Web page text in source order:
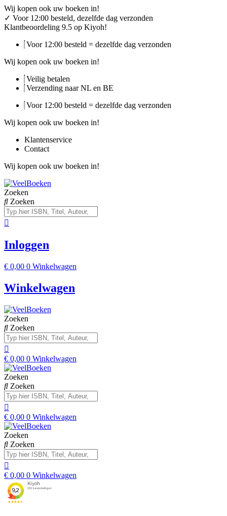
Ga
naar
de
Wij kopen ook uw boeken in!
✓ Voor 12:00 besteld, dezelfde dag verzonden
Klantbeoordeling 9.5 op Kiyoh!
Voor 12:00 besteld = dezelfde dag verzonden
Wij kopen ook uw boeken in!
Veilig betalen
Verzending naar NL en BE
Voor 12:00 besteld = dezelfde dag verzonden
Wij kopen ook uw boeken in!
Klantenservice
Contact
Wij kopen ook uw boeken in!
Zoeken
Zoeken
Inloggen
€ 0,00 0 Winkelwagen
Winkelwagen
Zoeken
Zoeken
€ 0,00 0 Winkelwagen
Zoeken
Zoeken
€ 0,00 0 Winkelwagen
Zoeken
Zoeken
€ 0,00 0 Winkelwagen